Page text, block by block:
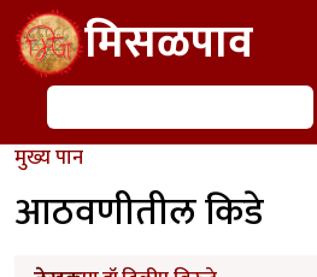
Skip to main contentमिसळपाव
शोध
मुख्य पान
आठवणीतील किडे